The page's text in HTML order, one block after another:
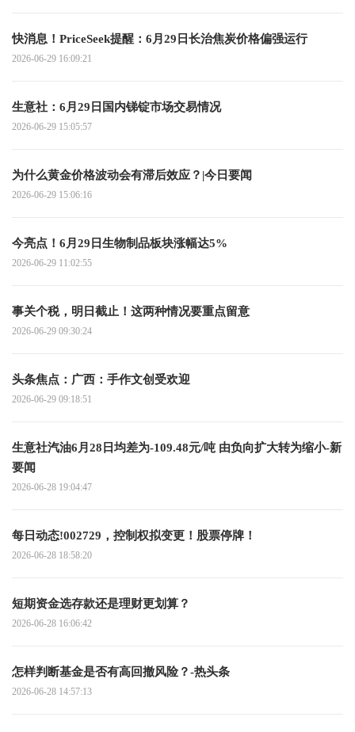
快消息！PriceSeek提醒：6月29日长治焦炭价格偏强运行
2026-06-29 16:09:21
生意社：6月29日国内锑锭市场交易情况
2026-06-29 15:05:57
为什么黄金价格波动会有滞后效应？|今日要闻
2026-06-29 15:06:16
今亮点！6月29日生物制品板块涨幅达5%
2026-06-29 11:02:55
事关个税，明日截止！这两种情况要重点留意
2026-06-29 09:30:24
头条焦点：广西：手作文创受欢迎
2026-06-29 09:18:51
生意社汽油6月28日均差为-109.48元/吨 由负向扩大转为缩小-新
要闻
2026-06-28 19:04:47
每日动态!002729，控制权拟变更！股票停牌！
2026-06-28 18:58:20
短期资金选存款还是理财更划算？
2026-06-28 16:06:42
怎样判断基金是否有高回撤风险？-热头条
2026-06-28 14:57:13